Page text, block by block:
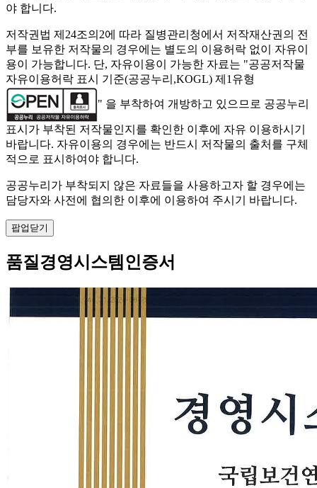
야 합니다.
저작권법 제24조의2에 따라 질병관리청에서 저작재산권의 전
부를 보유한 저작물의 경우에는 별도의 이용허락 없이 자유이
용이 가능합니다. 단, 자유이용이 가능한 자료는 "공공저작물
자유이용허락 표시 기준(공공누리,KOGL) 제1유형
" 을 부착하여 개방하고 있으므로 공공누리
표시가 부착된 저작물인지를 확인한 이후에 자유 이용하시기
바랍니다. 자유이용의 경우에는 반드시 저작물의 출처를 구체
적으로 표시하여야 합니다.
공공누리가 부착되지 않은 자료들을 사용하고자 할 경우에는
담당자와 사전에 협의한 이후에 이용하여 주시기 바랍니다.
팝업닫기
품질경영시스템인증서